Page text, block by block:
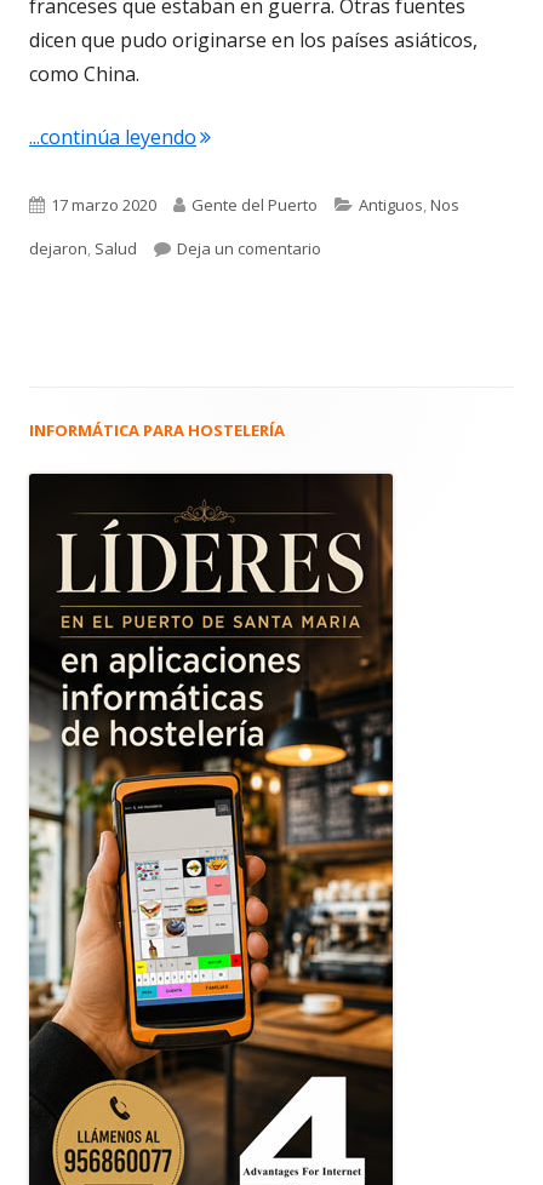
franceses que estaban en guerra. Otras fuentes
dicen que pudo originarse en los países asiáticos,
como China.
...continúa leyendo"4.284. La Epidemia de Gripe en El
Publicado
el
17 marzo 2020 Autor
Gente del Puerto Categorías
Antiguos,Nos
dejaron, Salud Deja un comentario
Barra
principal
INFORMÁTICA PARA HOSTELERÍA